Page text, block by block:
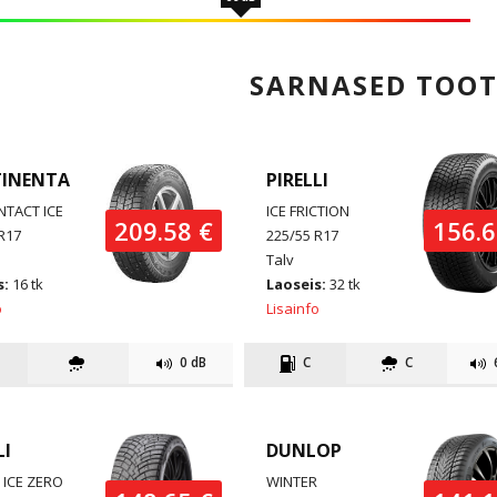
SARNASED
209.58 €
ICE
16 tk
0 dB
PIRELLI
ICE FRICTION
225/55 R17
Talv
Laoseis: 32 tk
Lisainfo
C C
ZERO
DUNLOP
WINTER